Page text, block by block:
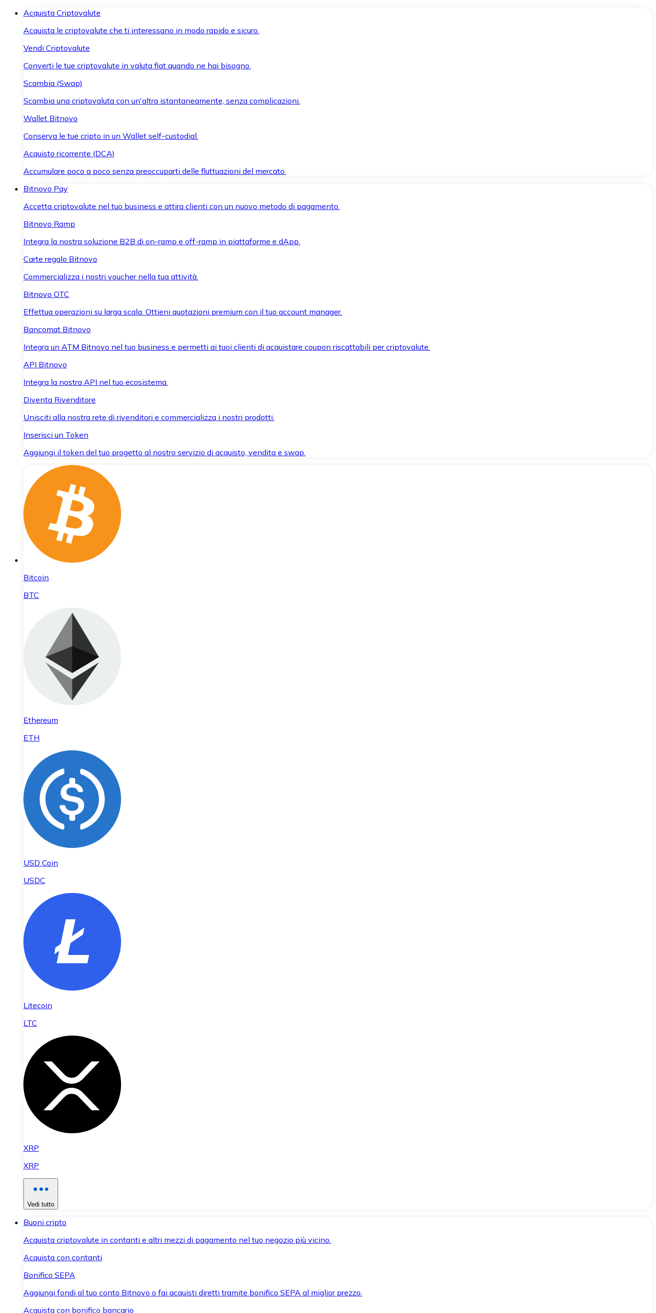
Acquista Criptovalute
Acquista le criptovalute che ti interessano in modo rapido e sicuro.
Vendi Criptovalute
Converti le tue criptovalute in valuta fiat quando ne hai bisogno.
Scambia (Swap)
Scambia una criptovaluta con un'altra istantaneamente, senza complicazioni.
Wallet Bitnovo
Conserva le tue cripto in un Wallet self-custodial.
Acquisto ricorrente (DCA)
Accumulare poco a poco senza preoccuparti delle fluttuazioni del mercato.
Bitnovo Pay
Accetta criptovalute nel tuo business e attira clienti con un nuovo metodo di pagamento.
Bitnovo Ramp
Integra la nostra soluzione B2B di on-ramp e off-ramp in piattaforme e dApp.
Carte regalo Bitnovo
Commercializza i nostri voucher nella tua attività.
Bitnovo OTC
Effettua operazioni su larga scala. Ottieni quotazioni premium con il tuo account manager.
Bancomat Bitnovo
Integra un ATM Bitnovo nel tuo business e permetti ai tuoi clienti di acquistare coupon riscattabili per criptovalute.
API Bitnovo
Integra la nostra API nel tuo ecosistema.
Diventa Rivenditore
Unisciti alla nostra rete di rivenditori e commercializza i nostri prodotti.
Inserisci un Token
Aggiungi il token del tuo progetto al nostro servizio di acquisto, vendita e swap.
Bitcoin
BTC
Ethereum
ETH
USD Coin
USDC
Litecoin
LTC
XRP
XRP
Vedi tutto
Buoni cripto
Acquista criptovalute in contanti e altri mezzi di pagamento nel tuo negozio più vicino.
Acquista con contanti
Bonifico SEPA
Aggiungi fondi al tuo conto Bitnovo o fai acquisti diretti tramite bonifico SEPA al miglior prezzo.
Acquista con bonifico bancario